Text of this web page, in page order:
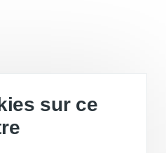
place...
sur ce